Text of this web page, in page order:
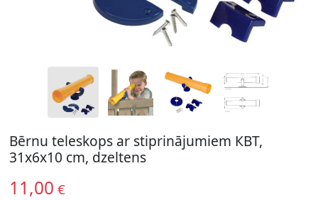
Bērnu teleskops ar stiprinājumiem КВТ,
31x6x10 cm, dzeltens
11,00 €